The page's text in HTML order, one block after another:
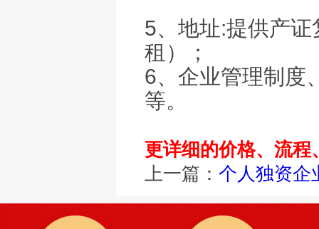
5、地址:提供产
租）；
6、企业管理制度
等。
更详细的价格、流
上一篇： 个人独资企